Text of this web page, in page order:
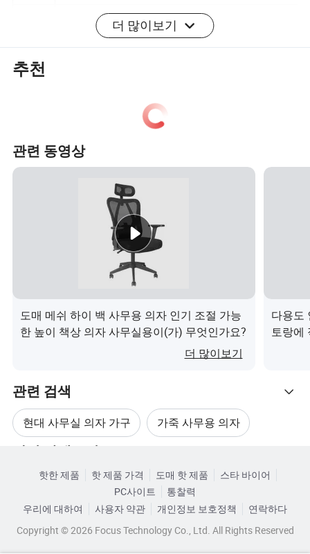
중
보증금을 받은 후 약 15일 후
지불 30% T/T(예치), 70% 잔고(배송 전)
1.경쟁력 있는 가격으로 높은 품질
안정적인 구조 및 강력한 내구성
부드러운 등받이와 편안한 앉을 느낌
4.3년 보증
OEM 및 ODM
6.사무실, 호텔, 학교 등 다양한 환경에 적합
회사 프로필
2005년에 설립된 Hangjian Industrial(Heshan) Co., Ltd.는
제품 개발, 생산, 판매 및 서비스에 종사하는 회사입니다. 전
문적인 사무실 의자, 사무실 소파, 이그제큐티브 의자, 관리
자 의자, 직원 의자, 회의 의자와 바 의자.
20년 이상 발전한 끝에, 우리 회사는 광둥 성 장만시에 위치
더 많이보기
추천
관련 동영상
도매 메쉬 하이 백 사무용 의자 인기 조절 가능
한 높이 책상 의자 사무실용이(가) 무엇인가요?
더 많이보기
다용도
토랑에
관련 검색
현대 사무실 의자 가구 가죽 사무용 의자
가죽 현대 사무실 의자 사무용 인체공학 의자
카테고리로 찾아보기
핫한 제품 핫 제품 가격 도매 핫 제품
스타 바이어
PC사이트
통찰력
우리에 대하여
사용자 약관 개인정보 보호정책
연락하다
Copyright © 2026 Focus Technology Co., Ltd. All Rights Reserved